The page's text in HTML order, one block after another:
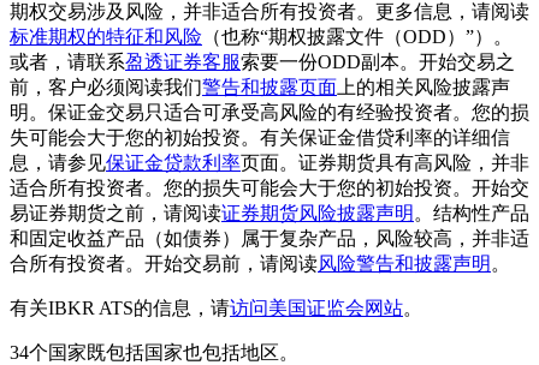
期权交易涉及风险，并非适合所有投资者。更多信息，请阅读
标准期权的特征和风险 （也称“期权披露文件（ODD）”）。
或者，请联系盈透证券客服索要一份ODD副本。开始交易之
前，客户必须阅读我们警告和披露页面 上的相关风险披露声
明。保证金交易只适合可承受高风险的有经验投资者。您的损
失可能会大于您的初始投资。有关保证金借贷利率的详细信
息，请参见保证金贷款利率页面。证券期货具有高风险，并非
适合所有投资者。您的损失可能会大于您的初始投资。开始交
易证券期货之前，请阅读证券期货风险披露声明 。结构性产品
和固定收益产品（如债券）属于复杂产品，风险较高，并非适
合所有投资者。开始交易前，请阅读风险警告和披露声明 。
有关IBKR ATS的信息，请访问美国证监会网站。
34个国家既包括国家也包括地区。